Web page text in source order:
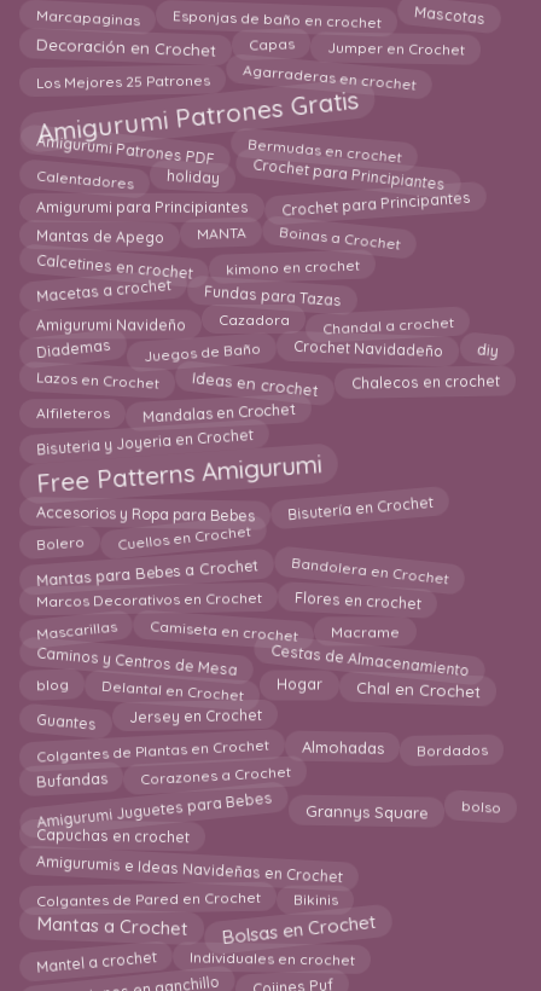
Marcapaginas Esponjas de baño en crochet Mascotas
Decoración en Crochet Capas Jumper en Crochet
Los Mejores 25 Patrones Agarraderas en crochet
Amigurumi Patrones Gratis
Amigurumi Patrones PDF Bermudas en crochet
Calentadores holiday Crochet para Principiantes
Amigurumi para Principiantes Crochet para Principantes
Mantas de Apego MANTA Boinas a Crochet
Calcetines en crochet kimono en crochet
Macetas a crochet Fundas para Tazas
Amigurumi Navideño Cazadora Chandal a crochet
Diademas Juegos de Baño Crochet Navidadeño diy
Lazos en Crochet Ideas en crochet Chalecos en crochet
Alfileteros Mandalas en Crochet
Bisuteria y Joyeria en Crochet
Free Patterns Amigurumi
Accesorios y Ropa para Bebes Bisutería en Crochet
Bolero Cuellos en Crochet
Mantas para Bebes a Crochet Bandolera en Crochet
Marcos Decorativos en Crochet Flores en crochet
Mascarillas Camiseta en crochet Macrame
Caminos y Centros de Mesa Cestas de Almacenamiento
blog Delantal en Crochet Hogar Chal en Crochet
Guantes Jersey en Crochet
Colgantes de Plantas en Crochet Almohadas Bordados
Bufandas Corazones a Crochet
Amigurumi Juguetes para Bebes Grannys Square bolso
Capuchas en crochet
Amigurumis e Ideas Navideñas en Crochet
Colgantes de Pared en Crochet Bikinis
Mantas a Crochet Bolsas en Crochet
Mantel a crochet Individuales en crochet
Cojines Puf